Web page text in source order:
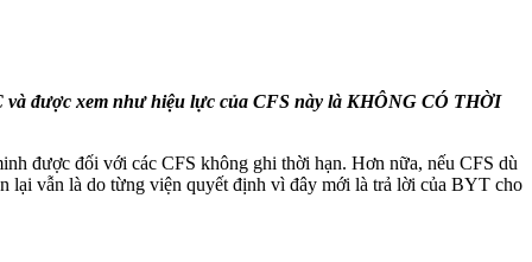
được xem như hiệu lực của CFS này là KHÔNG CÓ THỜI
được đối với các CFS không ghi thời hạn. Hơn nữa, nếu CFS dù
lại vẫn là do từng viện quyết định vì đây mới là trả lời của BYT cho